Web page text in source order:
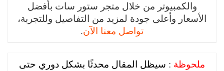
والكمبيوتر من خلال متجر ستور سات بأفضل
الأسعار وأعلى جودة لمزيد من التفاصيل وللتجربة،
تواصل معنا الآن.
ملحوظة : سيظل المقال محدثًا بشكل دوري حتى